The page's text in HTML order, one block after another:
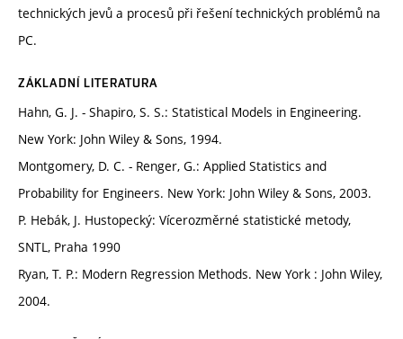
technických jevů a procesů při řešení technických problémů na
PC.
ZÁKLADNÍ LITERATURA
Hahn, G. J. - Shapiro, S. S.: Statistical Models in Engineering.
New York: John Wiley & Sons, 1994.
Montgomery, D. C. - Renger, G.: Applied Statistics and
Probability for Engineers. New York: John Wiley & Sons, 2003.
P. Hebák, J. Hustopecký: Vícerozměrné statistické metody,
SNTL, Praha 1990
Ryan, T. P.: Modern Regression Methods. New York : John Wiley,
2004.